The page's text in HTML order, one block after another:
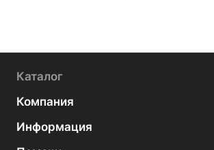
Каталог
Компания
Информация